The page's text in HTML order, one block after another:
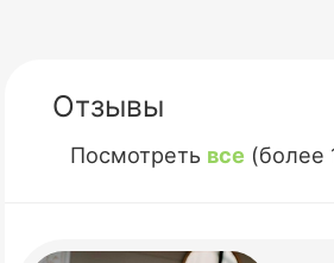
Отзывы
Посмотреть все (более